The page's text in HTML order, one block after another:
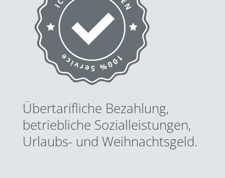
Übertarifliche Bezahlung,
betriebliche Sozialleistungen,
Urlaubs- und Weihnachtsgeld.